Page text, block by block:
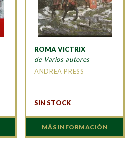
ROMA VICTRIX
de Varios autores
ANDREA PRESS
SIN STOCK
MÁS INFORMACIÓN